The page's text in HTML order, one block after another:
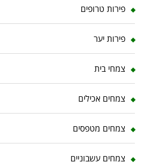
פירות טרופים
פירות יער
צמחי בית
צמחים אכילים
צמחים מטפסים
צמחים עשבוניים